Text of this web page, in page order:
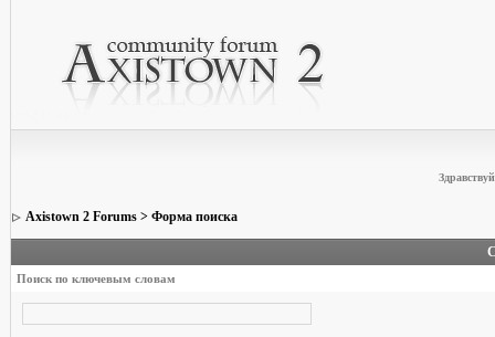
Axistown 2 Forums> Форма поиска
Поиск по ключевым словам